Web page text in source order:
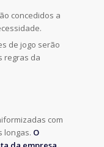
concedidos a
de jogo serão
regras da
com
longas. O